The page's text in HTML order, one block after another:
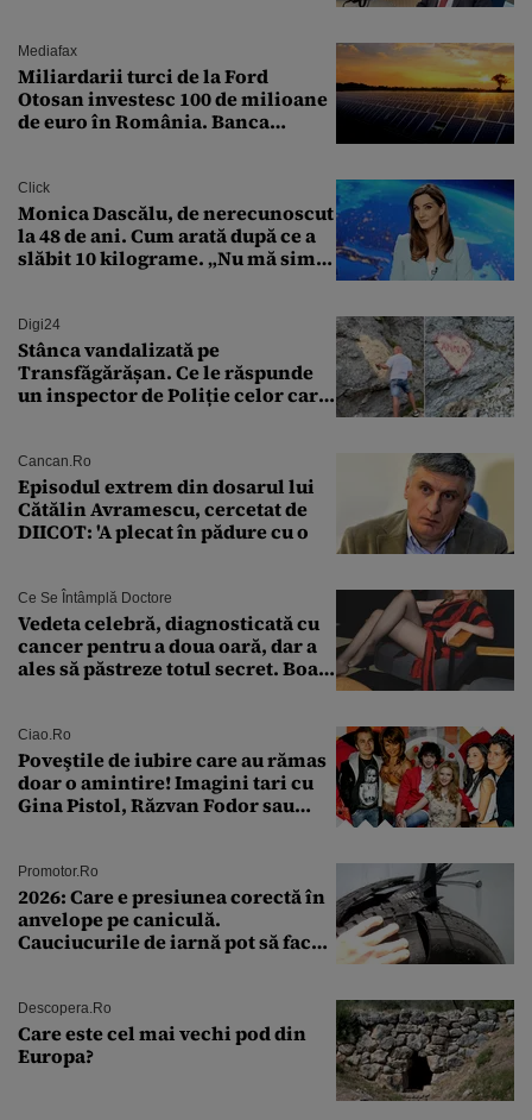
Mediafax
Miliardarii turci de la Ford
Otosan investesc 100 de milioane
de euro în România. Banca
Click
Monica Dascălu, de nerecunoscut
la 48 de ani. Cum arată după ce a
slăbit 10 kilograme. „Nu mă simt
Digi24
Stânca vandalizată pe
Transfăgărășan. Ce le răspunde
un inspector de Poliție celor care
Cancan.ro
Episodul extrem din dosarul lui
Cătălin Avramescu, cercetat de
DIICOT: 'A plecat în pădure cu o
Ce Se Întâmplă Doctore
Vedeta celebră, diagnosticată cu
cancer pentru a doua oară, dar a
ales să păstreze totul secret. Boala
Ciao.ro
Poveştile de iubire care au rămas
doar o amintire! Imagini tari cu
Gina Pistol, Răzvan Fodor sau
Promotor.ro
2026: Care e presiunea corectă în
anvelope pe caniculă.
Cauciucurile de iarnă pot să facă
Descopera.ro
Care este cel mai vechi pod din
Europa?